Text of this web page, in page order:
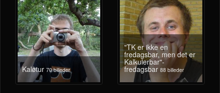
Kaløtur 70 billeder
"TK er ikke en
fredagsbar, men det er
Kalkulerbar"-
fredagsbar 88 billeder